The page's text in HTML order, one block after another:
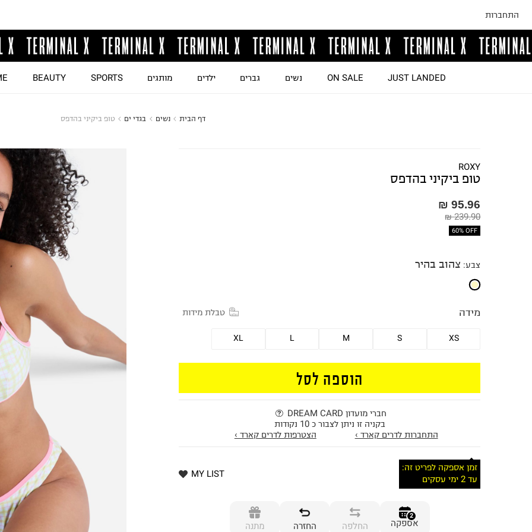
התחברות
JUST LANDED
ON SALE נשים גברים ילדים מותגים SPORTS
BEAUTY
דף הבית נשים בגדי ים טופ ביקיני בהדפס
ROXY
טופ ביקיני בהדפס
95.96 ₪
239.90 ₪
60% OFF
צבע: צהוב בהיר
מידה טבלת מידות
XS
S
M
L
XL
הוספה לסל
חברי מועדון DREAM CARD
בקניה זו ניתן לצבור כ 10 נקודות
התחברות לדרים קארד ›
הצטרפות לדרים קארד ›
זמן אספקה לפריט זה:
עד 2 ימי עסקים
MY LIST
2
אספקה החלפה החזרה מתנה